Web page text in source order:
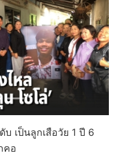
Next
เป็นลูกเสือวัย 1 ปี 6
คอ